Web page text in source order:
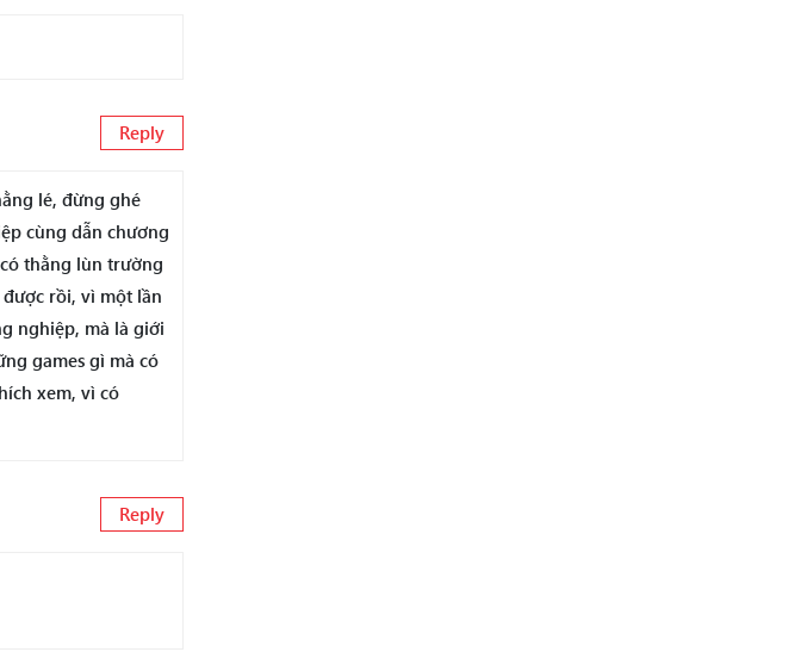
Reply
lé, đừng ghé
cùng dẫn chương
thằng lùn trường
rồi, vì một lần
nghiệp, mà là giới
games gì mà có
xem, vì có
Reply